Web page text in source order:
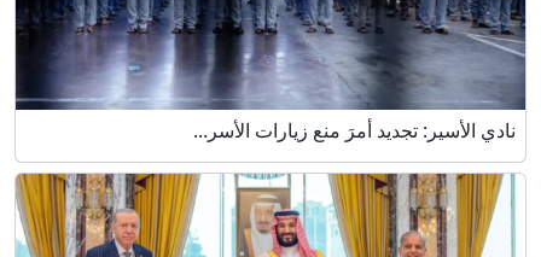
نادي الأسير: تجديد أمرَ منع زيارات الأسر...